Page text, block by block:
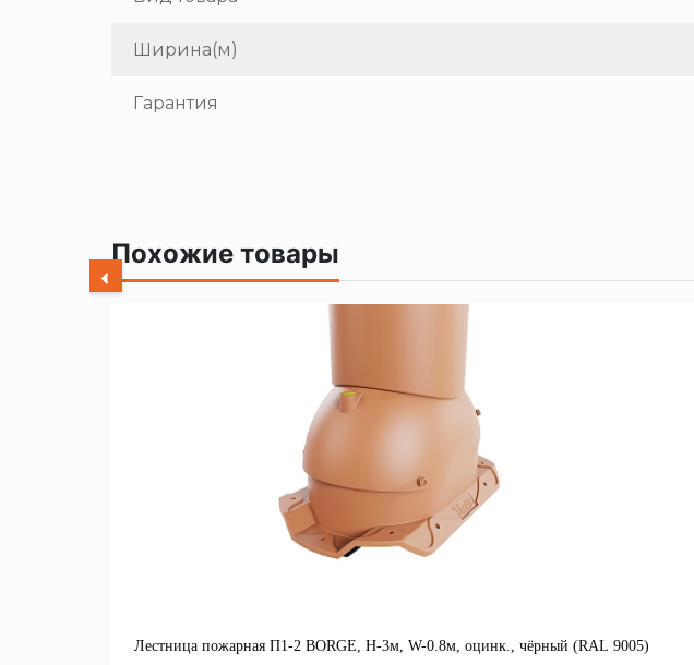
Ширина(м)
Гарантия
Похожие товары
Лестница пожарная П1-2 BORGE, Н-3м, W-0.8м, оцинк., чёрный (RAL 9005)